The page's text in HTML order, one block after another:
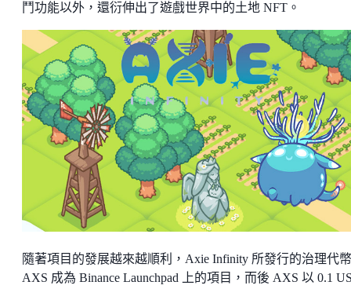
鬥功能以外，還衍伸出了遊戲世界中的土地 NFT。
隨著項目的發展越來越順利，Axie Infinity 所發行的治理代幣
AXS 成為 Binance Launchpad 上的項目，而後 AXS 以 0.1